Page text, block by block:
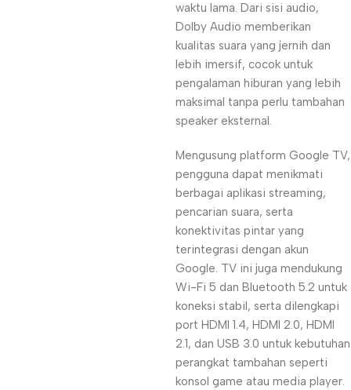
waktu lama. Dari sisi audio,
Dolby Audio memberikan
kualitas suara yang jernih dan
lebih imersif, cocok untuk
pengalaman hiburan yang lebih
maksimal tanpa perlu tambahan
speaker eksternal.
Mengusung platform Google TV,
pengguna dapat menikmati
berbagai aplikasi streaming,
pencarian suara, serta
konektivitas pintar yang
terintegrasi dengan akun
Google. TV ini juga mendukung
Wi-Fi 5 dan Bluetooth 5.2 untuk
koneksi stabil, serta dilengkapi
port HDMI 1.4, HDMI 2.0, HDMI
2.1, dan USB 3.0 untuk kebutuhan
perangkat tambahan seperti
konsol game atau media player.